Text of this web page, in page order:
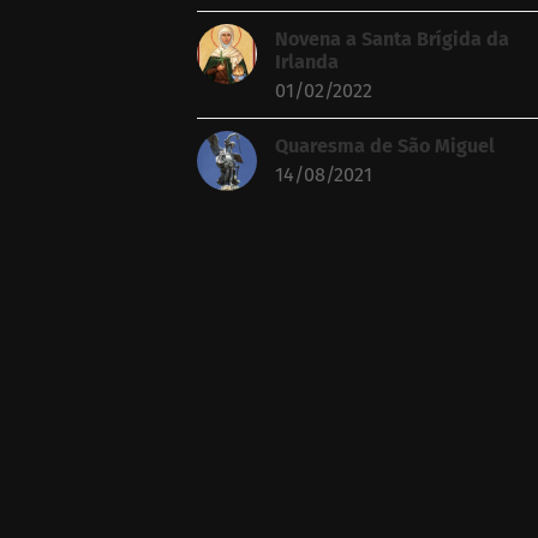
Novena a Santa Brígida da
Irlanda
01/02/2022
Quaresma de São Miguel
14/08/2021